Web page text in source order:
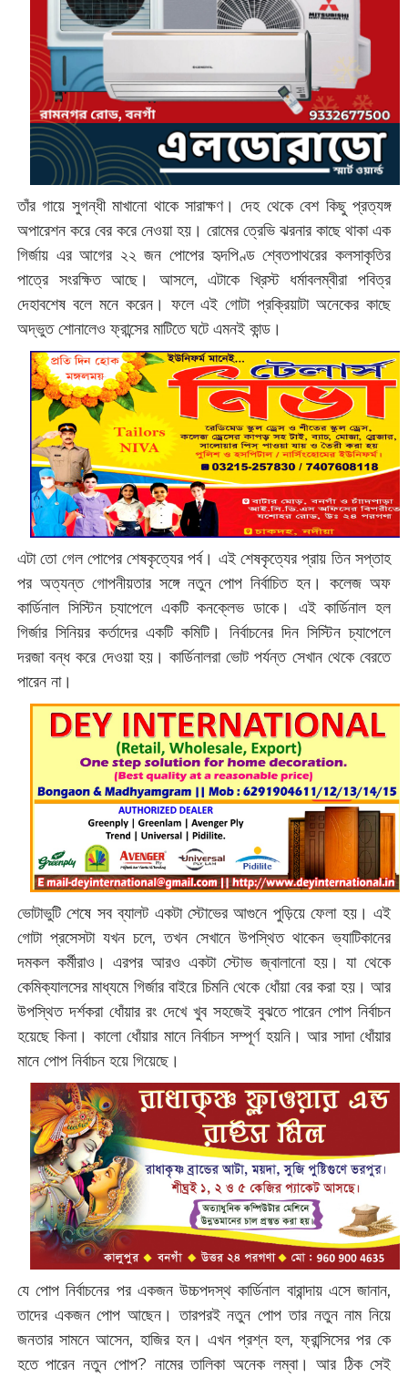
তাঁর গায়ে সুগন্ধী মাখানো থাকে সারাক্ষণ। দেহ থেকে বেশ কিছু প্রত্যঙ্গ
অপারেশন করে বের করে নেওয়া হয়। রোমের ত্রেভি ঝরনার কাছে থাকা এক
গির্জায় এর আগের ২২ জন পোপের হৃদপিণ্ড শ্বেতপাথরের কলসাকৃতির
পাত্রে সংরক্ষিত আছে। আসলে, এটাকে খ্রিস্ট ধর্মাবলম্বীরা পবিত্র
দেহাবশেষ বলে মনে করেন। ফলে এই গোটা প্রক্রিয়াটা অনেকের কাছে
অদ্ভুত শোনালেও ফ্রান্সের মাটিতে ঘটে এমনই কান্ড।
এটা তো গেল পোপের শেষকৃত্যের পর্ব। এই শেষকৃত্যের প্রায় তিন সপ্তাহ
পর অত্যন্ত গোপনীয়তার সঙ্গে নতুন পোপ নির্বাচিত হন। কলেজ অফ
কার্ডিনাল সিস্টিন চ্যাপেলে একটি কনক্লেভ ডাকে। এই কার্ডিনাল হল
গির্জার সিনিয়র কর্তাদের একটি কমিটি। নির্বাচনের দিন সিস্টিন চ্যাপেলে
দরজা বন্ধ করে দেওয়া হয়। কার্ডিনালরা ভোট পর্যন্ত সেখান থেকে বেরতে
পারেন না।
ভোটাভুটি শেষে সব ব্যালট একটা স্টোভের আগুনে পুড়িয়ে ফেলা হয়। এই
গোটা প্রসেসটা যখন চলে, তখন সেখানে উপস্থিত থাকেন ভ্যাটিকানের
দমকল কর্মীরাও। এরপর আরও একটা স্টোভ জ্বালানো হয়। যা থেকে
কেমিক্যালসের মাধ্যমে গির্জার বাইরে চিমনি থেকে ধোঁয়া বের করা হয়। আর
উপস্থিত দর্শকরা ধোঁয়ার রং দেখে খুব সহজেই বুঝতে পারেন পোপ নির্বাচন
হয়েছে কিনা। কালো ধোঁয়ার মানে নির্বাচন সম্পূর্ণ হয়নি। আর সাদা ধোঁয়ার
মানে পোপ নির্বাচন হয়ে গিয়েছে।
যে পোপ নির্বাচনের পর একজন উচ্চপদস্থ কার্ডিনাল বারান্দায় এসে জানান,
তাদের একজন পোপ আছেন। তারপরই নতুন পোপ তার নতুন নাম নিয়ে
জনতার সামনে আসেন, হাজির হন। এখন প্রশ্ন হল, ফ্রান্সিসের পর কে
হতে পারেন নতুন পোপ? নামের তালিকা অনেক লম্বা। আর ঠিক সেই